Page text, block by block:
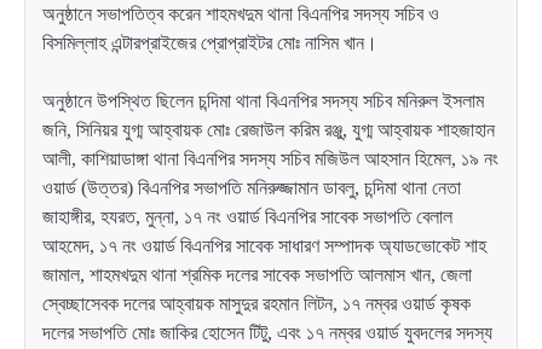
অনুষ্ঠানে সভাপতিত্ব করেন শাহমখদুম থানা বিএনপির সদস্য সচিব ও
বিসমিল্লাহ এন্টারপ্রাইজের প্রোপ্রাইটর মোঃ নাসিম খান।
অনুষ্ঠানে উপস্থিত ছিলেন চন্দিমা থানা বিএনপির সদস্য সচিব মনিরুল ইসলাম
জনি, সিনিয়র যুগ্ম আহ্বায়ক মোঃ রেজাউল করিম রঞ্জু, যুগ্ম আহ্বায়ক শাহজাহান
আলী, কাশিয়াডাঙ্গা থানা বিএনপির সদস্য সচিব মজিউল আহসান হিমেল, ১৯ নং
ওয়ার্ড (উত্তর) বিএনপির সভাপতি মনিরুজ্জামান ডাবলু, চন্দিমা থানা নেতা
জাহাঙ্গীর, হযরত, মুন্না, ১৭ নং ওয়ার্ড বিএনপির সাবেক সভাপতি বেলাল
আহমেদ, ১৭ নং ওয়ার্ড বিএনপির সাবেক সাধারণ সম্পাদক অ্যাডভোকেট শাহ
জামাল, শাহমখদুম থানা শ্রমিক দলের সাবেক সভাপতি আলমাস খান, জেলা
স্বেচ্ছাসেবক দলের আহ্বায়ক মাসুদুর রহমান লিটন, ১৭ নম্বর ওয়ার্ড কৃষক
দলের সভাপতি মোঃ জাকির হোসেন টিটু, এবং ১৭ নম্বর ওয়ার্ড যুবদলের সদস্য